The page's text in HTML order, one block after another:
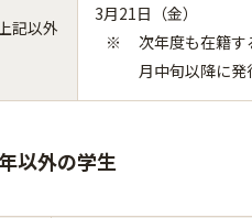
記以外
3月21日（金）
次年度も在籍
月中旬以降に発
以外の学生